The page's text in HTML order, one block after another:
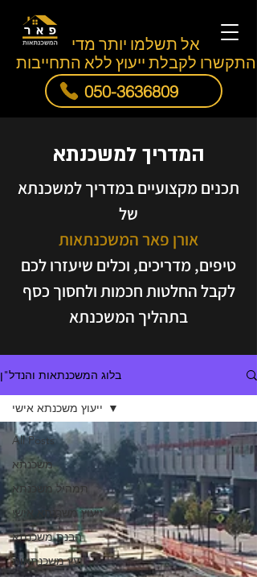
050-3636809
אל תשלמו יותר מדי
התקשרו לקבלת ייעוץ ללא התחייבות
המדריך למשכנתא
תכנים מקצועיים במדריך למשכנתא
של
אורן פאר המשכנתאות
טיפים, מדריכים, וכלים שיעזרו לכם
לקבל החלטות חכמות ולחסוך כסף
בתהליך המשכנתא
בלוג המשכנתאות והנדל"ן
All Posts
משכנתא
תמהיל משכנתא
ייעוץ משכנתא אישי
הבנת משכנתא
יועץ משכנתאות
ייעוץ משכנתא אישי